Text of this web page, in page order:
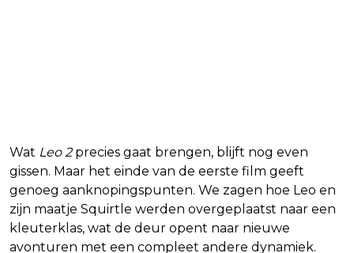
Wat Leo 2precies gaat brengen, blijft nog even
gissen. Maar het einde van de eerste film geeft
genoeg aanknopingspunten. We zagen hoe Leo en
zijn maatje Squirtle werden overgeplaatst naar een
kleuterklas, wat de deur opent naar nieuwe
avonturen met een compleet andere dynamiek.